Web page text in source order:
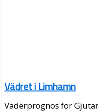
Vädret i Limhamn
Väderprognos för